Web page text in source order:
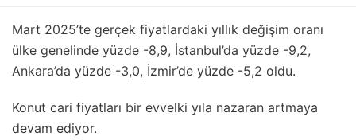
Mart 2025’te gerçek fiyatlardaki yıllık değişim oranı
ülke genelinde yüzde -8,9, İstanbul’da yüzde -9,2,
Ankara’da yüzde -3,0, İzmir’de yüzde -5,2 oldu.
Konut cari fiyatları bir evvelki yıla nazaran artmaya
devam ediyor.